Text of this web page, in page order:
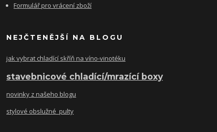
Formulář pro vrácení zboží
NEJČTENĚJŠÍ NA BLOGU
jak vybrat chladící skříň na víno-vinotéku
stavebnicové chladící/mrazící boxy
novinky z našeho blogu
stylové obslužné pulty